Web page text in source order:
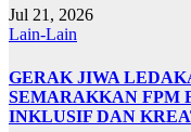
Jul 21, 2026
Lain-Lain
GERAK JIWA
SEMARAKKAN FPM
INKLUSIF DAN